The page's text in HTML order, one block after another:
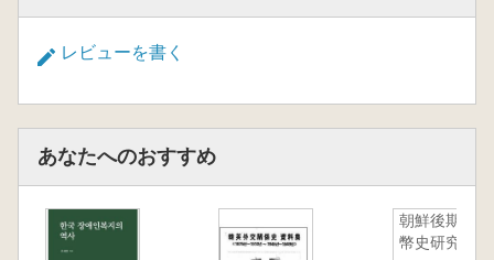
レビューを書く
あなたへのおすすめ
朝鮮後期貨
幣史研究